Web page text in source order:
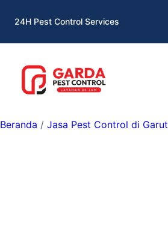
konten
24H Pest Control Services
Beranda / Jasa Pest Control di Garut